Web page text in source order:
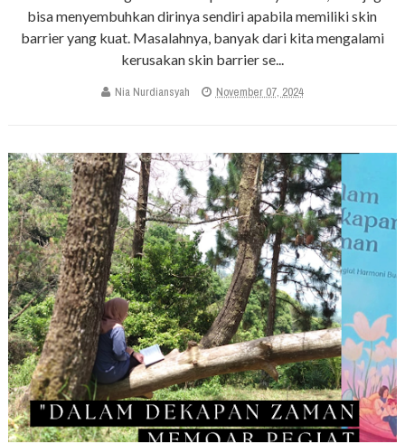
bisa menyembuhkan dirinya sendiri apabila memiliki skin
barrier yang kuat. Masalahnya, banyak dari kita mengalami
kerusakan skin barrier se...
Nia Nurdiansyah November 07, 2024